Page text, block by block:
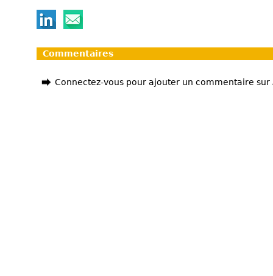
Commentaires
Connectez-vous pour ajouter un commentaire sur